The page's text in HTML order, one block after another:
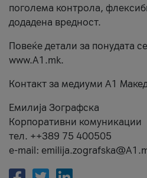
поголема контрола,
додадена вредност.
Повеќе детали за понудата
www.А1.mk.
Контакт за медиуми А1
Емилија Зографска
Корпоративни комуникации
тел. ++389 75 400505
e-mail: